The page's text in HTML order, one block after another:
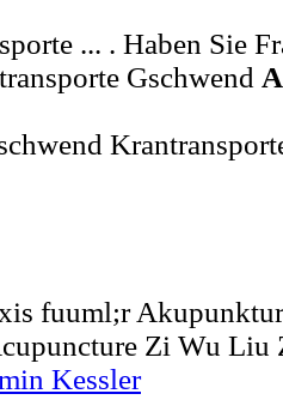
... . Haben Sie
Gschwend
fuuml;r
Zi Wu Liu
Kessler